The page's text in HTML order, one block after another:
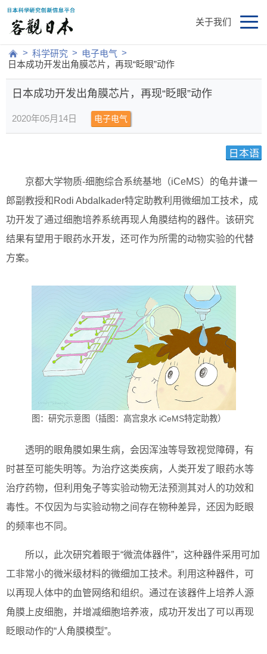
关于我们
> 科学研究 > 电子电气 >
日本成功开发出角膜芯片，再现“眨眼”动作
日本成功开发出角膜芯片，再现“眨眼”动作
2020年05月14日 电子电气
京都大学物质-细胞综合系统基地（iCeMS）的龟井谦一
郎副教授和Rodi Abdalkader特定助教利用微细加工技术，成
功开发了通过细胞培养系统再现人角膜结构的器件。该研究
结果有望用于眼药水开发，还可作为所需的动物实验的代替
方案。
图：研究示意图（插图：高宫泉水 iCeMS特定助教）
透明的眼角膜如果生病，会因浑浊等导致视觉障碍，有
时甚至可能失明等。为治疗这类疾病，人类开发了眼药水等
治疗药物，但利用兔子等实验动物无法预测其对人的功效和
毒性。不仅因为与实验动物之间存在物种差异，还因为眨眼
的频率也不同。
所以，此次研究着眼于“微流体器件”，这种器件采用可加
工非常小的微米级材料的微细加工技术。利用这种器件，可
以再现人体中的血管网络和组织。通过在该器件上培养人源
角膜上皮细胞，并增减细胞培养液，成功开发出了可以再现
眨眼动作的“人角膜模型”。